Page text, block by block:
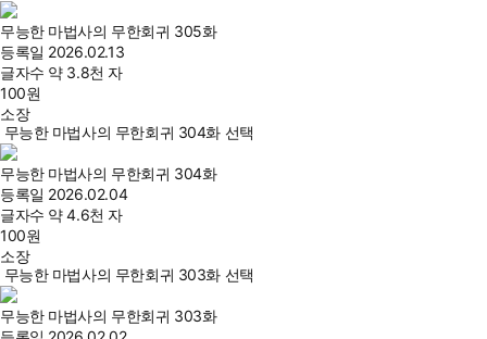
무능한 마법사의 무한회귀 305화
등록일 2026.02.13
글자수 약 3.8천 자
100원
소장
무능한 마법사의 무한회귀 304화 선택
무능한 마법사의 무한회귀 304화
등록일 2026.02.04
글자수 약 4.6천 자
100원
소장
무능한 마법사의 무한회귀 303화 선택
무능한 마법사의 무한회귀 303화